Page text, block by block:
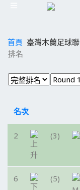
首頁 臺灣木蘭足球
排名
名次
2 (3)
6 (5)